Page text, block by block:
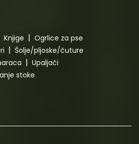
Knjige
Ogrlice za pse
Šolje/pljoske/čuture
Upaljači
stoke